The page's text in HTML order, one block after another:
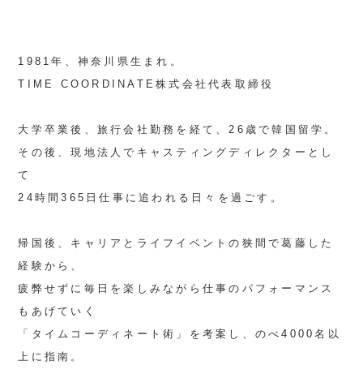
1981年、神奈川県生まれ。
TIME COORDINATE株式会社代表取締役
大学卒業後、旅行会社勤務を経て、26歳で韓国留学。
その後、現地法人でキャスティングディレクターとし
て
24時間365日仕事に追われる日々を過ごす。
帰国後、キャリアとライフイベントの狭間で葛藤した
経験から、
疲弊せずに毎日を楽しみながら仕事のパフォーマンス
もあげていく
「タイムコーディネート術」を考案し、のべ4000名以
上に指南。